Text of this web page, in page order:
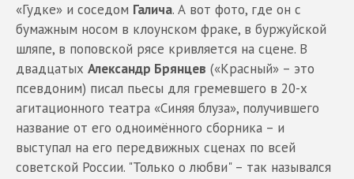
«Гудке» и соседом Галича. А вот фото, где он с
бумажным носом в клоунском фраке, в буржуйской
шляпе, в поповской рясе кривляется на сцене. В
двадцатых Александр Брянцев («Красный» – это
псевдоним) писал пьесы для гремевшего в 20-х
агитационного театра «Синяя блуза», получившего
название от его одноимённого сборника – и
выступал на его передвижных сценах по всей
советской России. "Только о любви" – так назывался